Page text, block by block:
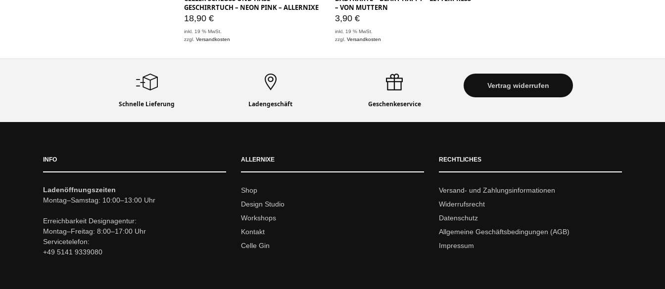
GESCHIRRTUCH – NEON PINK – ALLERNIXE
18,90 €
inkl. 19 % MwSt.
zzgl.Versandkosten
– VON MUTTERN
3,90 €
inkl. 19 % MwSt.
zzgl. Versandkosten
Schnelle Lieferung Ladengeschäft Geschenkeservice
Vertrag widerrufen
INFO
Ladenöffnungszeiten
Montag–Samstag: 10:00–13:00 Uhr
Erreichbarkeit Designagentur:
Montag–Freitag: 8:00–17:00 Uhr
Servicetelefon:
+49 5141 9339080
ALLERNIXE
Shop
Design Studio
Workshops
Kontakt
Celle Gin
RECHTLICHES
Versand- und Zahlungsinformationen
Widerrufsrecht
Datenschutz
Allgemeine Geschäftsbedingungen (AGB)
Impressum